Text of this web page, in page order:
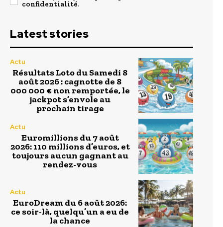
confidentialité.
Latest stories
Actu
Résultats Loto du Samedi 8
août 2026 : cagnotte de 8
000 000 € non remportée, le
jackpot s’envole au
prochain tirage
Actu
Euromillions du 7 août
2026: 110 millions d’euros, et
toujours aucun gagnant au
rendez-vous
Actu
EuroDream du 6 août 2026:
ce soir-là, quelqu’un a eu de
la chance